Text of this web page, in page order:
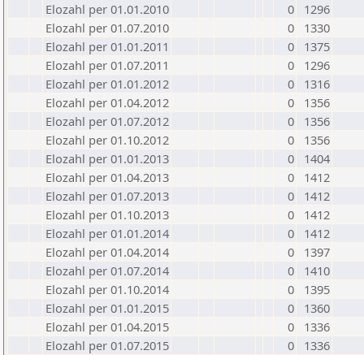
Elozahl per 01.01.2010
0
1296
Elozahl per 01.07.2010
0
1330
Elozahl per 01.01.2011
0
1375
Elozahl per 01.07.2011
0
1296
Elozahl per 01.01.2012
0
1316
Elozahl per 01.04.2012
0
1356
Elozahl per 01.07.2012
0
1356
Elozahl per 01.10.2012
0
1356
Elozahl per 01.01.2013
0
1404
Elozahl per 01.04.2013
0
1412
Elozahl per 01.07.2013
0
1412
Elozahl per 01.10.2013
0
1412
Elozahl per 01.01.2014
0
1412
Elozahl per 01.04.2014
0
1397
Elozahl per 01.07.2014
0
1410
Elozahl per 01.10.2014
0
1395
Elozahl per 01.01.2015
0
1360
Elozahl per 01.04.2015
0
1336
Elozahl per 01.07.2015
0
1336